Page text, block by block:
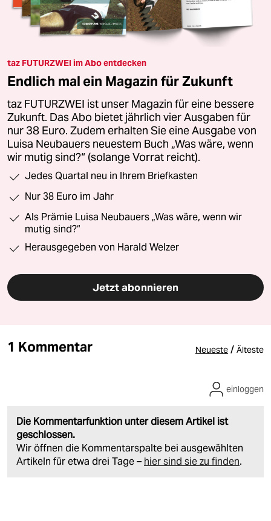
taz FUTURZWEI im Abo entdecken
Endlich mal ein Magazin für Zukunft
taz FUTURZWEI ist unser Magazin für eine bessere
Zukunft. Das Abo bietet jährlich vier Ausgaben für
nur 38 Euro. Zudem erhalten Sie eine Ausgabe von
Luisa Neubauers neuestem Buch „Was wäre, wenn
wir mutig sind?“ (solange Vorrat reicht).
Jedes Quartal neu in Ihrem Briefkasten
Nur 38 Euro im Jahr
Als Prämie Luisa Neubauers „Was wäre, wenn wir
mutig sind?“
Herausgegeben von Harald Welzer
Jetzt abonnieren
1 Kommentar Neueste / Älteste
Die Kommentarfunktion unter diesem Artikel ist
geschlossen.
Wir öffnen die Kommentarspalte bei ausgewählten
Artikeln für etwa drei Tage – hier sind sie zu finden.
einloggen